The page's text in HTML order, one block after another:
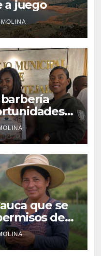
a juego
Puerto
que se
de
900 MHz.
digital